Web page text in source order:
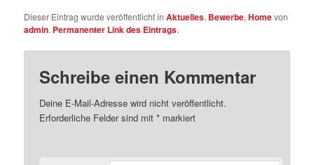
Dieser Eintrag wurde veröffentlicht inAktuelles, Bewerbe,Homevon
admin. Permanenter Link des Eintrags.
Schreibe einen Kommentar
Deine E-Mail-Adresse wird nicht veröffentlicht.
Erforderliche Felder sind mit* markiert